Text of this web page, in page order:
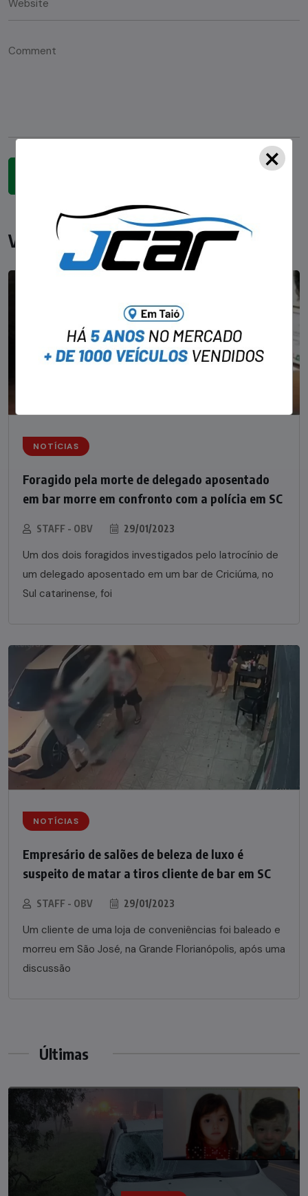
Você pode gostar
NOTÍCIAS
Foragido pela morte de delegado aposentado
em bar morre em confronto com a polícia em SC
STAFF - OBV 29/01/2023
Um dos dois foragidos investigados pelo latrocínio de
um delegado aposentado em um bar de Criciúma, no
Sul catarinense, foi
NOTÍCIAS
Empresário de salões de beleza de luxo é
suspeito de matar a tiros cliente de bar em SC
STAFF - OBV 29/01/2023
Um cliente de uma loja de conveniências foi baleado e
morreu em São José, na Grande Florianópolis, após uma
discussão
Últimas
×